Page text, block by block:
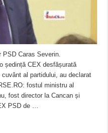
PSD Caras Severin.
ședință CEX desfășurată
al partidului, au declarat
fostul ministru al
fost director la Cancan și
PSD de …